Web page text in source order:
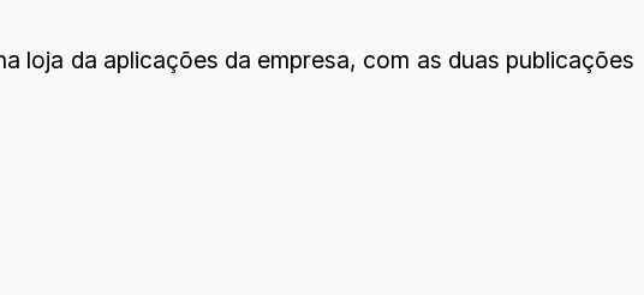
loja da aplicações da empresa, com as duas publicações